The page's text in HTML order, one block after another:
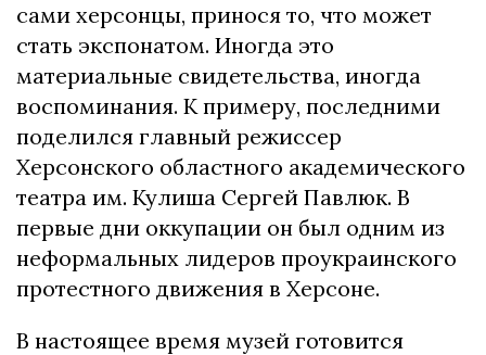
сами херсонцы, принося то, что может
стать экспонатом. Иногда это
материальные свидетельства, иногда
воспоминания. К примеру, последними
поделился главный режиссер
Херсонского областного академического
театра им. Кулиша Сергей Павлюк. В
первые дни оккупации он был одним из
неформальных лидеров проукраинского
протестного движения в Херсоне.
В настоящее время музей готовится